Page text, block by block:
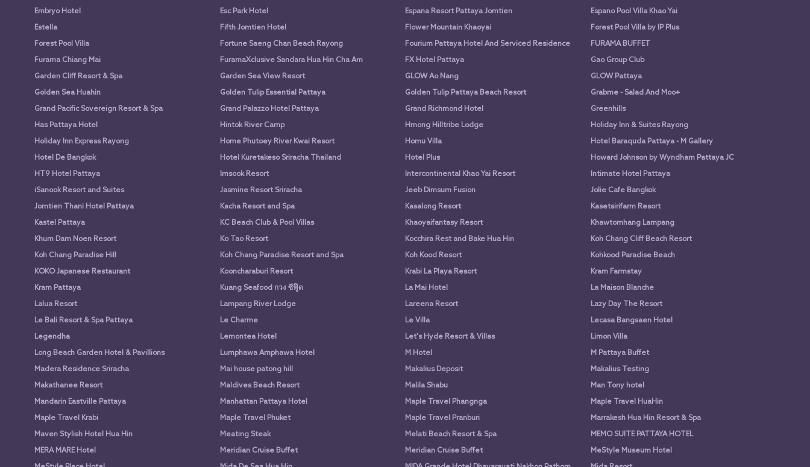
Embryo Hotel
Esc Park Hotel Espana Resort Pattaya Jomtien
Espano Pool Villa Khao Yai
Estella
Fifth Jomtien Hotel Flower Mountain Khaoyai
Forest Pool Villa by IP Plus
Forest Pool Villa
Fortune Saeng Chan Beach Rayong Fourium Pattaya Hotel And Serviced Residence
FURAMA BUFFET
Furama Chiang Mai
FuramaXclusive Sandara Hua Hin Cha Am FX Hotel Pattaya
Gao Group Club
Garden Cliff Resort & Spa
Garden Sea View Resort GLOW Ao Nang
GLOW Pattaya
Golden Sea Huahin
Golden Tulip Essential Pattaya Golden Tulip Pattaya Beach Resort
Grabme - Salad And Moo+
Grand Pacific Sovereign Resort & Spa
Grand Palazzo Hotel Pattaya Grand Richmond Hotel
Greenhills
Has Pattaya Hotel
Hintok River Camp Hmong Hilltribe Lodge
Holiday Inn & Suites Rayong
Holiday Inn Express Rayong
Home Phutoey River Kwai Resort Homu Villa
Hotel Baraquda Pattaya - M Gallery
Hotel De Bangkok
Hotel Kuretakeso Sriracha Thailand Hotel Plus
Howard Johnson by Wyndham Pattaya JC
HT9 Hotel Pattaya
Imsook Resort Intercontinental Khao Yai Resort
Intimate Hotel Pattaya
iSanook Resort and Suites
Jasmine Resort Sriracha Jeeb Dimsum Fusion
Jolie Cafe Bangkok
Jomtien Thani Hotel Pattaya
Kacha Resort and Spa Kasalong Resort
Kasetsirifarm Resort
Kastel Pattaya
KC Beach Club & Pool Villas Khaoyaifantasy Resort
Khawtomhang Lampang
Khum Dam Noen Resort
Ko Tao Resort Kocchira Rest and Bake Hua Hin
Koh Chang Cliff Beach Resort
Koh Chang Paradise Hill
Koh Chang Paradise Resort and Spa Koh Kood Resort
Kohkood Paradise Beach
KOKO Japanese Restaurant
Kooncharaburi Resort Krabi La Playa Resort
Kram Farmstay
Kram Pattaya
Kuang Seafood กวง ซีฟู๊ด La Mai Hotel
La Maison Blanche
Lalua Resort
Lampang River Lodge Lareena Resort
Lazy Day The Resort
Le Bali Resort & Spa Pattaya
Le Charme Le Villa
Lecasa Bangsaen Hotel
Legendha
Lemontea Hotel Let's Hyde Resort & Villas
Limon Villa
Long Beach Garden Hotel & Pavillions
Lumphawa Amphawa Hotel M Hotel
M Pattaya Buffet
Madera Residence Sriracha
Mai house patong hill Makalius Deposit
Makalius Testing
Makathanee Resort
Maldives Beach Resort Malila Shabu
Man Tony hotel
Mandarin Eastville Pattaya
Manhattan Pattaya Hotel Maple Travel Phangnga
Maple Travel HuaHin
Maple Travel Krabi
Maple Travel Phuket Maple Travel Pranburi
Marrakesh Hua Hin Resort & Spa
Maven Stylish Hotel Hua Hin
Meating Steak Melati Beach Resort & Spa
MEMO SUITE PATTAYA HOTEL
MERA MARE Hotel
Meridian Cruise Buffet Meridian Cruise Buffet
MeStyle Museum Hotel